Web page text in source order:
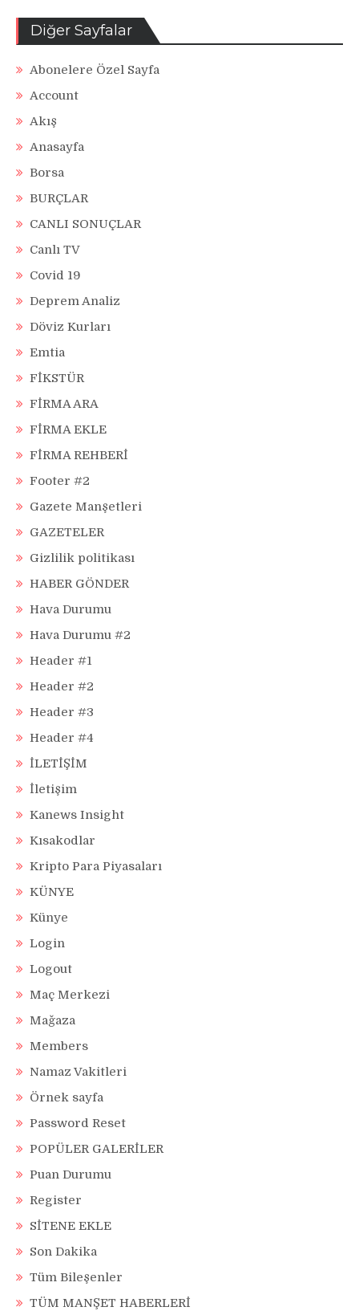
Diğer Sayfalar
Abonelere Özel Sayfa
Account
Akış
Anasayfa
Borsa
BURÇLAR
CANLI SONUÇLAR
Canlı TV
Covid 19
Deprem Analiz
Döviz Kurları
Emtia
FİKSTÜR
FİRMA ARA
FİRMA EKLE
FİRMA REHBERİ
Footer #2
Gazete Manşetleri
GAZETELER
Gizlilik politikası
HABER GÖNDER
Hava Durumu
Hava Durumu #2
Header #1
Header #2
Header #3
Header #4
İLETİŞİM
İletişim
Kanews Insight
Kısakodlar
Kripto Para Piyasaları
KÜNYE
Künye
Login
Logout
Maç Merkezi
Mağaza
Members
Namaz Vakitleri
Örnek sayfa
Password Reset
POPÜLER GALERİLER
Puan Durumu
Register
SİTENE EKLE
Son Dakika
Tüm Bileşenler
TÜM MANŞET HABERLERİ